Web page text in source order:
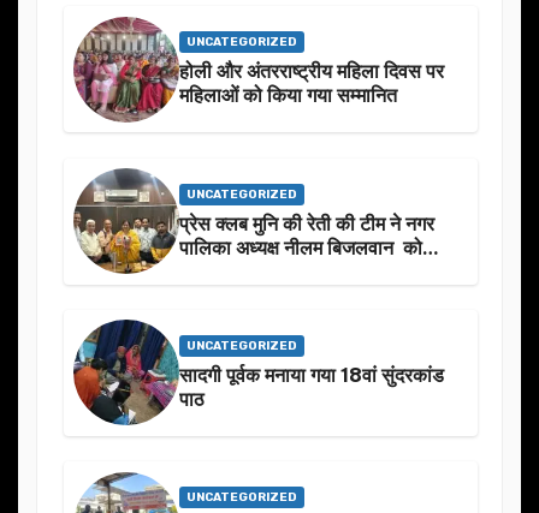
UNCATEGORIZED
होली और अंतरराष्ट्रीय महिला दिवस पर
महिलाओं को किया गया सम्मानित
UNCATEGORIZED
प्रेस क्लब मुनि की रेती की टीम ने नगर
पालिका अध्यक्ष नीलम बिजलवान को
UNCATEGORIZED
सादगी पूर्वक मनाया गया 18वां सुंदरकांड
पाठ
UNCATEGORIZED